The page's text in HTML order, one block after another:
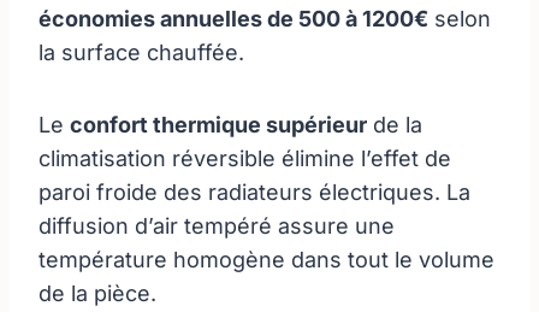
économies annuelles de 500 à 1200€ selon
la surface chauffée.
Le confort thermique supérieur de la
climatisation réversible élimine l’effet de
paroi froide des radiateurs électriques. La
diffusion d’air tempéré assure une
température homogène dans tout le volume
de la pièce.